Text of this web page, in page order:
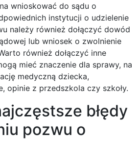
wnioskować do sądu o
instytucji o udzielenie
należy również dołączyć dowód
lub wniosek o zwolnienie
również dołączyć inne
mieć znaczenie dla sprawy, na
medyczną dziecka,
opinie z przedszkola czy szkoły.
błędy
pozwu o